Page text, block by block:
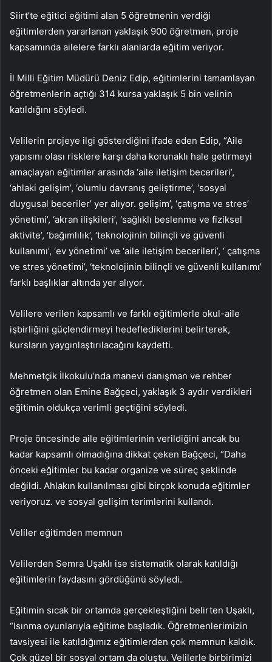
Siirt’te eğitici eğitimi alan 5 öğretmenin verdiği
eğitimlerden yararlanan yaklaşık 900 öğretmen, proje
kapsamında ailelere farklı alanlarda eğitim veriyor.
İl Milli Eğitim Müdürü Deniz Edip, eğitimlerini tamamlayan
öğretmenlerin açtığı 314 kursa yaklaşık 5 bin velinin
katıldığını söyledi.
Velilerin projeye ilgi gösterdiğini ifade eden Edip, “Aile
yapısını olası risklere karşı daha korunaklı hale getirmeyi
amaçlayan eğitimler arasında ‘aile iletişim becerileri’,
‘ahlaki gelişim’, ‘olumlu davranış geliştirme’, ‘sosyal
duygusal beceriler’ yer alıyor. gelişim’, ‘çatışma ve stres’
yönetimi’, ‘akran ilişkileri’, ‘sağlıklı beslenme ve fiziksel
aktivite’, ‘bağımlılık’, ‘teknolojinin bilinçli ve güvenli
kullanımı’, ‘ev yönetimi’ ve ‘aile iletişim becerileri’, ‘ çatışma
ve stres yönetimi’, ‘teknolojinin bilinçli ve güvenli kullanımı’
farklı başlıklar altında yer alıyor.
Velilere verilen kapsamlı ve farklı eğitimlerle okul-aile
işbirliğini güçlendirmeyi hedeflediklerini belirterek,
kursların yaygınlaştırılacağını kaydetti.
Mehmetçik İlkokulu’nda manevi danışman ve rehber
öğretmen olan Emine Bağçeci, yaklaşık 3 aydır verdikleri
eğitimin oldukça verimli geçtiğini söyledi.
Proje öncesinde aile eğitimlerinin verildiğini ancak bu
kadar kapsamlı olmadığına dikkat çeken Bağçeci, “Daha
önceki eğitimler bu kadar organize ve süreç şeklinde
değildi. Ahlakın kullanılması gibi birçok konuda eğitimler
veriyoruz. ve sosyal gelişim terimlerini kullandı.
Veliler eğitimden memnun
Velilerden Semra Uşaklı ise sistematik olarak katıldığı
eğitimlerin faydasını gördüğünü söyledi.
Eğitimin sıcak bir ortamda gerçekleştiğini belirten Uşaklı,
“Isınma oyunlarıyla eğitime başladık. Öğretmenlerimizin
tavsiyesi ile katıldığımız eğitimlerden çok memnun kaldık.
Çok güzel bir sosyal ortam da oluştu. Velilerle birbirimizi